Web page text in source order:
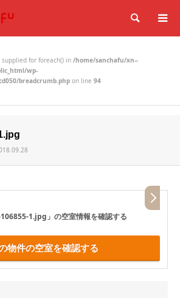
検索
for foreach() in /home/sanchafu/xn--
wp-
breadcrumb.php on line 94
1.jpg」 の空室情報を確認する
物件の空室を確認する